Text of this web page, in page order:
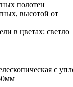
полотен
высотой от
в цветах: светло
с